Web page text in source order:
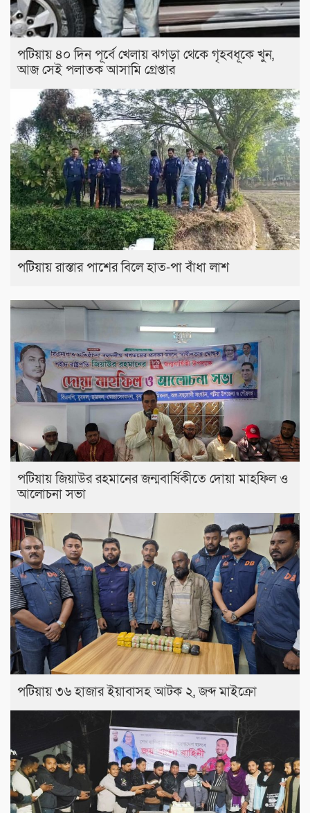
পটিয়ায় ৪০ দিন পূর্বে খেলায় ঝগড়া থেকে গৃহবধূকে খুন,
আজ সেই পলাতক আসামি গ্রেপ্তার
পটিয়ায় রাস্তার পাশের বিলে হাত-পা বাঁধা লাশ
পটিয়ায় জিয়াউর রহমানের জন্মবার্ষিকীতে দোয়া মাহফিল ও
আলোচনা সভা
পটিয়ায় ৩৬ হাজার ইয়াবাসহ আটক ২, জব্দ মাইক্রো